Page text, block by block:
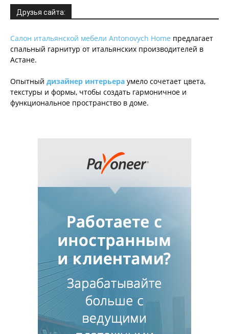
Друзья сайта:
Салон итальянской мебели Antonovych Home предлагает
спальный гарнитур от итальянских производителей в
Астане.
Опытный дизайнер интерьера умело сочетает цвета,
текстуры и формы, чтобы создать гармоничное и
функциональное пространство в доме.